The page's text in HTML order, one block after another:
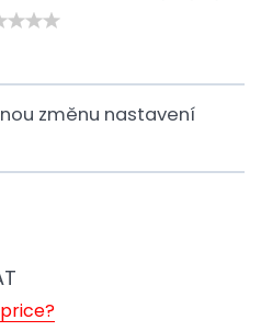
změnu nastavení